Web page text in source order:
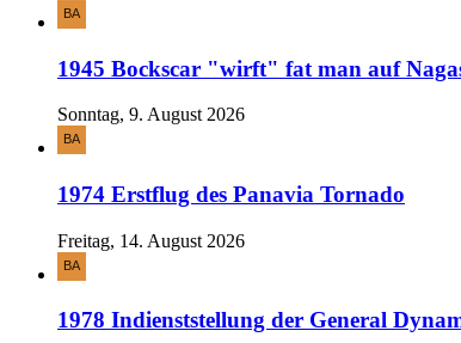
1945 Bockscar "wirft" fat man auf
Sonntag, 9. August 2026
1974 Erstflug des Panavia Tornado
Freitag, 14. August 2026
1978 Indienststellung der General